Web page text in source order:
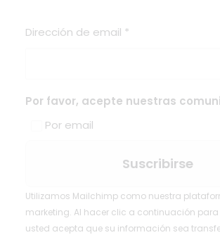
Dirección de email *
Por favor, acepte nuestras
Por email
Utilizamos Mailchimp como nuestra
marketing. Al hacer clic a continuación para
usted acepta que su información sea